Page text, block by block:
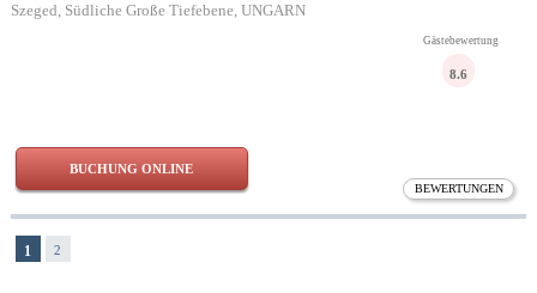
Szeged, Südliche Große Tiefebene, UNGARN
BEWERTUNGEN
Gästebewertung
8.6
BUCHUNG ONLINE
1 2